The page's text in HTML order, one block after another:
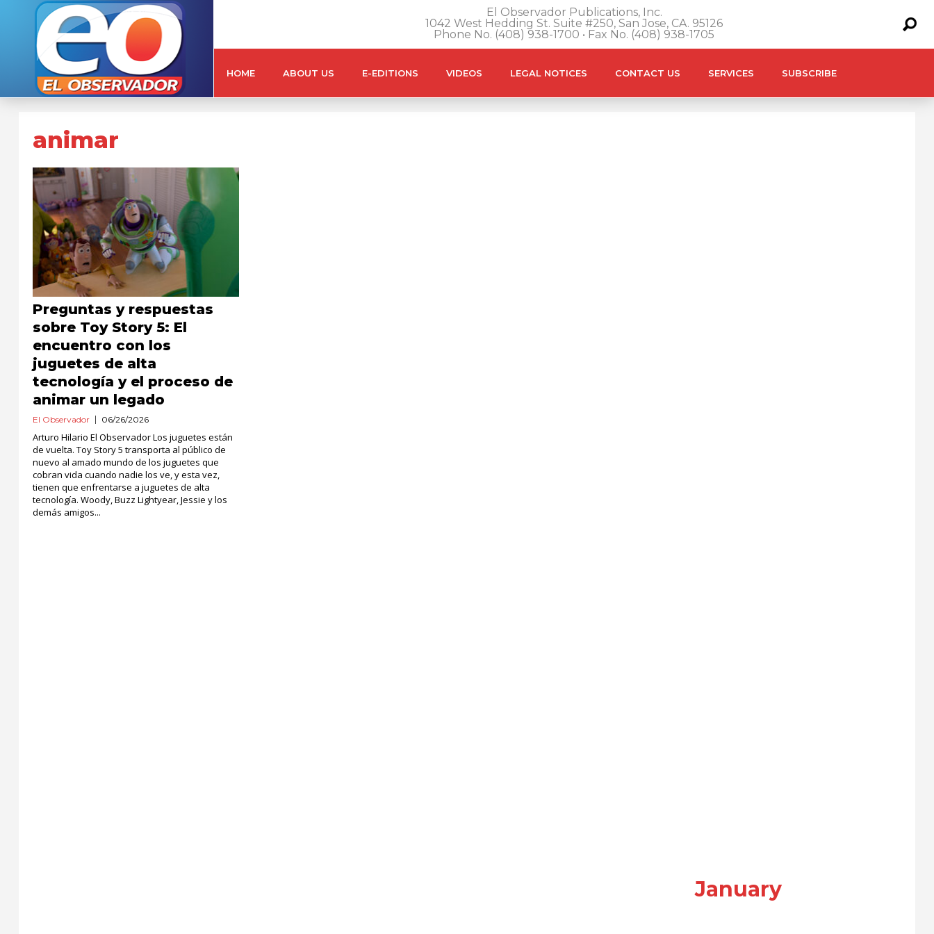
El Observador Publications, Inc.
1042 West Hedding St. Suite #250, San Jose, CA. 95126
Phone No. (408) 938-1700 • Fax No. (408) 938-1705
HOME ABOUT US E-EDITIONS VIDEOS LEGAL NOTICES CONTACT US SERVICES SUBSCRIBE
animar
Preguntas y respuestas
sobre Toy Story 5: El
encuentro con los
juguetes de alta
tecnología y el proceso de
animar un legado
El Observador 06/26/2026
Arturo Hilario El Observador Los juguetes están
de vuelta. Toy Story 5 transporta al público de
nuevo al amado mundo de los juguetes que
cobran vida cuando nadie los ve, y esta vez,
tienen que enfrentarse a juguetes de alta
tecnología. Woody, Buzz Lightyear, Jessie y los
demás amigos...
January